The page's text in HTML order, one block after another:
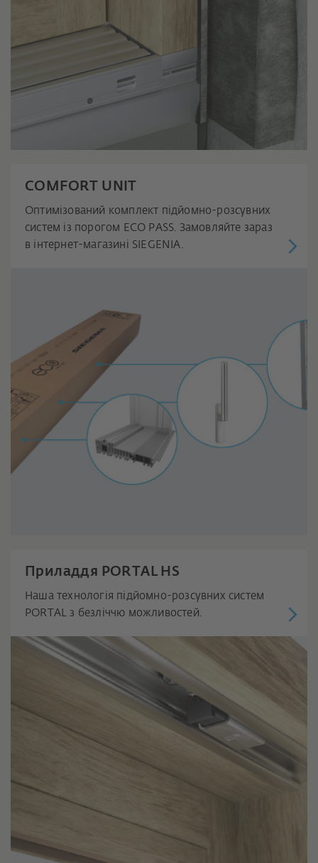
COMFORT UNIT
Оптимізований комплект підйомно-розсувних
систем із порогом ECO PASS. Замовляйте зараз
в інтернет-магазині SIEGENIA.
Приладдя PORTAL HS
Наша технологія підйомно-розсувних систем
PORTAL з безліччю можливостей.